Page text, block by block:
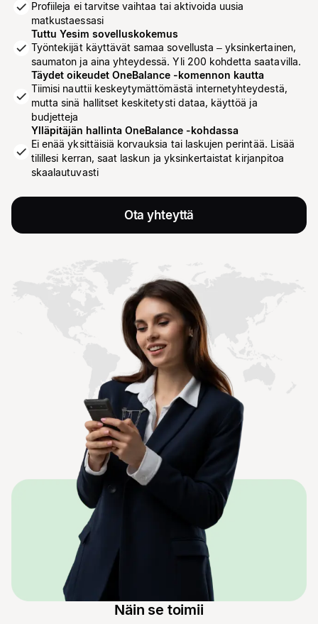
Profiileja ei tarvitse vaihtaa tai aktivoida uusia
matkustaessasi
Tuttu Yesim sovelluskokemus
Työntekijät käyttävät samaa sovellusta – yksinkertainen,
saumaton ja aina yhteydessä. Yli 200 kohdetta saatavilla.
Täydet oikeudet OneBalance -komennon kautta
Tiimisi nauttii keskeytymättömästä internetyhteydestä,
mutta sinä hallitset keskitetysti dataa, käyttöä ja
budjetteja
Ylläpitäjän hallinta OneBalance -kohdassa
Ei enää yksittäisiä korvauksia tai laskujen perintää. Lisää
tilillesi kerran, saat laskun ja yksinkertaistat kirjanpitoa
skaalautuvasti
Ota yhteyttä
Näin se toimii